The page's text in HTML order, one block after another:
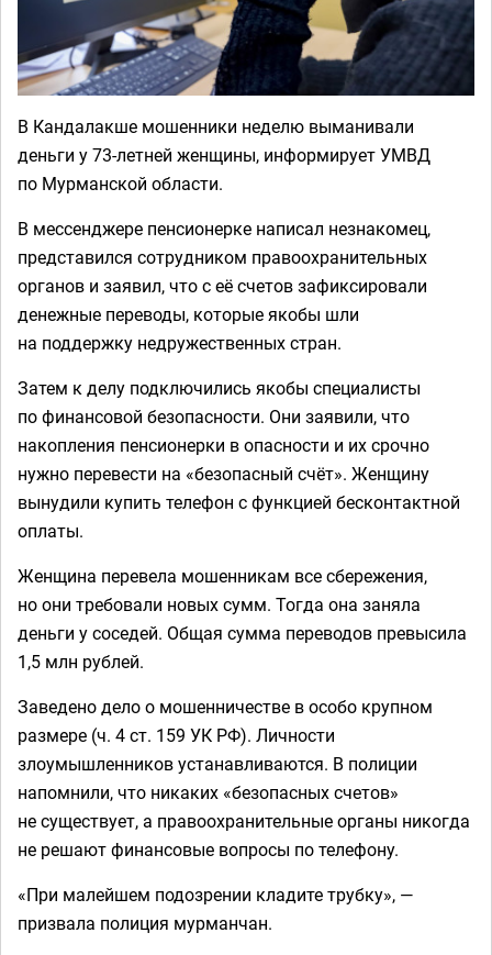
В Кандалакше мошенники неделю выманивали
деньги у 73-летней женщины, информирует УМВД
по Мурманской области.
В мессенджере пенсионерке написал незнакомец,
представился сотрудником правоохранительных
органов и заявил, что с её счетов зафиксировали
денежные переводы, которые якобы шли
на поддержку недружественных стран.
Затем к делу подключились якобы специалисты
по финансовой безопасности. Они заявили, что
накопления пенсионерки в опасности и их срочно
нужно перевести на «безопасный счёт». Женщину
вынудили купить телефон с функцией бесконтактной
оплаты.
Женщина перевела мошенникам все сбережения,
но они требовали новых сумм. Тогда она заняла
деньги у соседей. Общая сумма переводов превысила
1,5 млн рублей.
Заведено дело о мошенничестве в особо крупном
размере (ч. 4 ст. 159 УК РФ). Личности
злоумышленников устанавливаются. В полиции
напомнили, что никаких «безопасных счетов»
не существует, а правоохранительные органы никогда
не решают финансовые вопросы по телефону.
«При малейшем подозрении кладите трубку», —
призвала полиция мурманчан.